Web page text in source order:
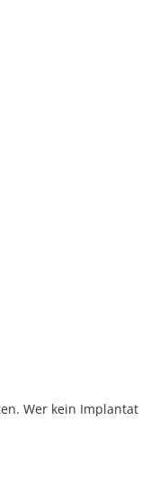
Wer kein Implantat